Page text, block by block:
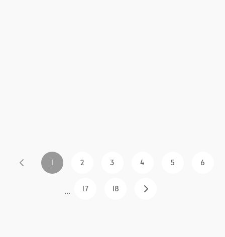
1 2 3 4 5 6
... 17 18